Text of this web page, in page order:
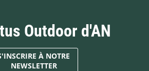
Outdoor d'AN
À NOTRE
NEWSLETTER